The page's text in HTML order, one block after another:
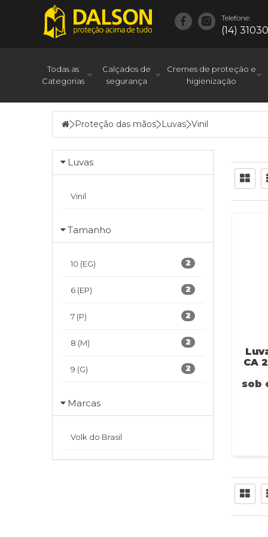
Telefone:
(14)
Todas as
Categorias
Calçados de
segurança
Cremes de proteção e
higienização
Proteção das mãos Luvas Vinil
Luvas
Vinil
Tamanho
10 (EG) 2
6 (EP) 2
7 (P) 2
8 (M) 2
9 (G) 2
Marcas
Volk do Brasil
CA
sob